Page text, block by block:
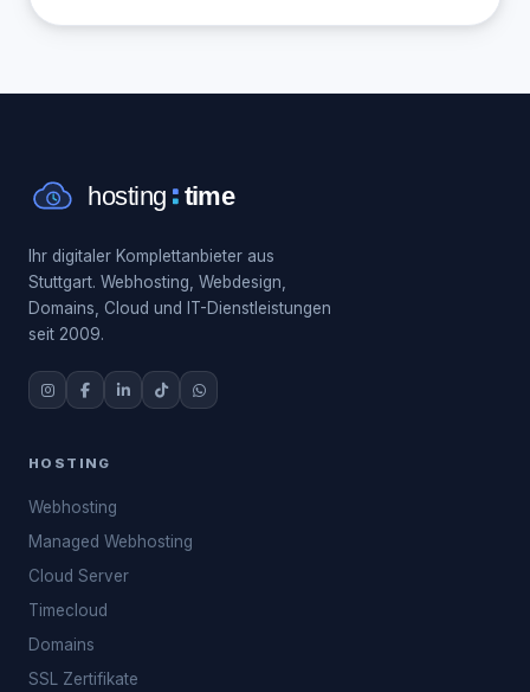
Ihr digitaler Komplettanbieter aus
Stuttgart. Webhosting, Webdesign,
Domains, Cloud und IT-Dienstleistungen
seit 2009.
HOSTING
Webhosting
Managed Webhosting
Cloud Server
Timecloud
Domains
SSL Zertifikate